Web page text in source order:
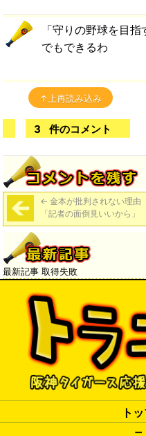
「守りの野球を目
でもできるわ
↑上再読み込み
3 件のコメント
← 金本が批判されない理由
「記者の面倒見いいから」
最新記事 取得失敗
ト